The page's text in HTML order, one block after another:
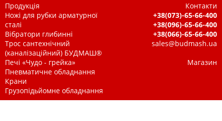
Продукція
Ножі для рубки арматурної
сталі
Вібратори глибинні
Трос сантехнічний
(каналізаційний) БУДМАШ®
Печі «Чудо - грейка»
Пневматичне обладнання
Крани
Грузопідьйомне обладнання
Контакти
+38(073)-65-66-400
+38(096)-65-66-400
+38(066)-65-66-400
sales@budmash.ua
Магазин